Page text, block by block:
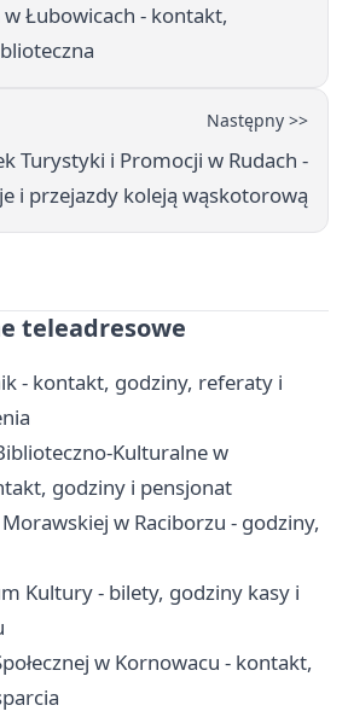
Łubowicach - kontakt,
Następny >>
Turystyki i Promocji w Rudach -
i przejazdy koleją wąskotorową
teleadresowe
- kontakt, godziny, referaty i
Kulturalne w
godziny i pensjonat
w Raciborzu - godziny,
Kultury - bilety, godziny kasy i
w Kornowacu - kontakt,